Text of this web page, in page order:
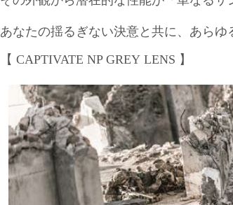
あなたの揺るぎない決意と共に、あらゆ
【 CAPTIVATE NP GREY LENS 】